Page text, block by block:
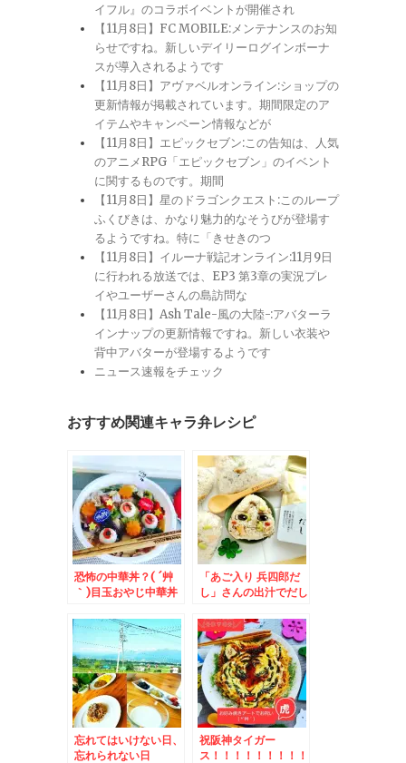
イフル』のコラボイベントが開催され
【11月8日】FC MOBILE:メンテナンスのお知
らせですね。新しいデイリーログインボーナ
スが導入されるようです
【11月8日】アヴァベルオンライン:ショップの
更新情報が掲載されています。期間限定のア
イテムやキャンペーン情報などが
【11月8日】エピックセブン:この告知は、人気
のアニメRPG「エピックセブン」のイベント
に関するものです。期間
【11月8日】星のドラゴンクエスト:このループ
ふくびきは、かなり魅力的なそうびが登場す
るようですね。特に「きせきのつ
【11月8日】イルーナ戦記オンライン:11月9日
に行われる放送では、EP3 第3章の実況プレ
イやユーザーさんの島訪問な
【11月8日】Ash Tale-風の大陸-:アバターラ
インナップの更新情報ですね。新しい衣装や
背中アバターが登場するようです
ニュース速報をチェック
おすすめ関連キャラ弁レシピ
恐怖の中華丼？( ´艸
｀)目玉おやじ中華丼
ーム・フルーツケーキ
ファクトリー」さんの
「アップルパイ」ナッ
ツ入りと「シフォン」
うまっ(*´艸`*)
「あご入り 兵四郎だ
し」さんの出汁でだし
`*)onigiri
忘れてはいけない日、
忘れられない日
祝阪神タイガー
ス！！！！！！！！！